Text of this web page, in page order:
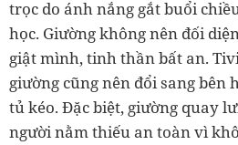
trọc do ánh nắng gắt buổi
học. Giường không nên đối
giật mình, tinh thần bất an.
giường cũng nên đổi sang bên
tủ kéo. Đặc biệt, giường quay
người nằm thiếu an toàn vì